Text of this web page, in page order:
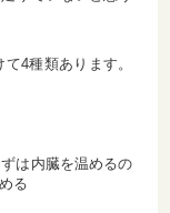
4種類あります。
は内臓を温めるの
る